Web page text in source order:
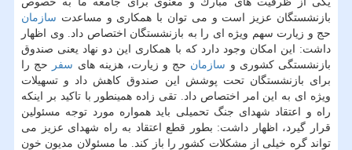
بازنشستگان عزیز است و می توان با همكاری و مساعدت سازمان
حج و زیارت سهم ویژه ای را به بازنشستگان اختصاص داد. وی اظهار
داشت: این امكان وجود دارد كه با همكاری این دو نهاد یعنی صندوق
بازنشستگی كشوری و سازمان حج و زیارت، هزینه های سفر
حج را
برای بازنشستگان تحت پوشش این صندوق كاهش داد و تسهیلات
ویژه ای به این امر اختصاص داد. تقی زاده همینطور با تاكید بر اینكه
راه و اعتقاد شهدای جنگ تحمیلی باید همواره مورد توجه مسئولین
قرار گیرد، اظهار داشت: بطور قطع اعتقاد به راه شهدای عزیز می
تواند گره خیلی از مشكلات كشور را باز كند. ما مسئولان مدیون خون